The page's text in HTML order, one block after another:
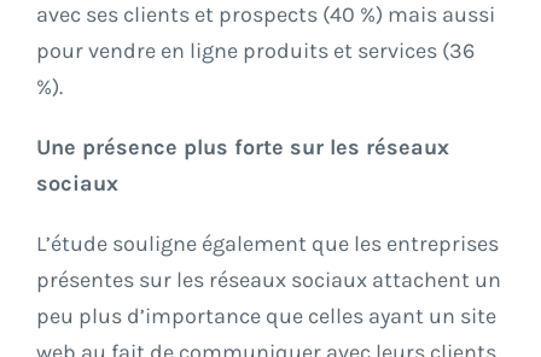
avec ses clients et prospects (40 %) mais aussi
pour vendre en ligne produits et services (36
%).
Une présence plus forte sur les réseaux
sociaux
L’étude souligne également que les entreprises
présentes sur les réseaux sociaux attachent un
peu plus d’importance que celles ayant un site